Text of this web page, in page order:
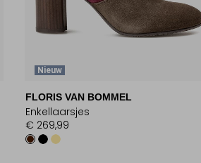
Nieuw
FLORIS VAN BOMMEL
Enkellaarsjes
€ 269,99